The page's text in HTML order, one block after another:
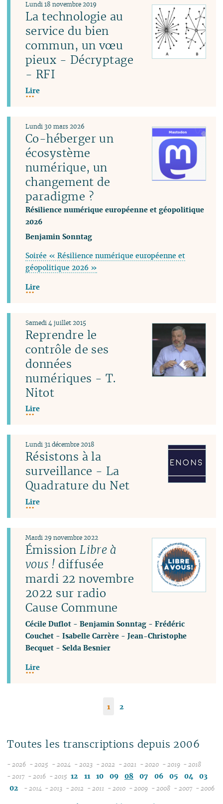
La technologie au
service du bien
commun, un vœu
pieux - Décryptage
- RFI
Lundi 18 novembre 2019
Lire
Co-héberger un
écosystème
numérique, un
changement de
paradigme ?
Résilience numérique européenne et géopolitique
2026
Lundi 30 mars 2026
Benjamin Sonntag
Soirée « Résilience numérique européenne et
géopolitique 2026 »
Lire
Reprendre le
contrôle de ses
données
numériques - T.
Nitot
Samedi 4 juillet 2015
Lire
Résistons à la
surveillance - La
Quadrature du Net
Lundi 31 décembre 2018
Lire
ÉmissionLibre à
vous ! diffusée
mardi 22 novembre
2022 sur radio
Cause Commune
Mardi 29 novembre 2022
Cécile Duflot -Benjamin Sonntag -Frédéric
Couchet -Isabelle Carrère -Jean-Christophe
Becquet -Selda Besnier
Lire
1 2
Toutes les transcriptions depuis 2006
- 2026 - 2025 - 2024 - 2023
12
- 2022
12
- 2021
12
- 2020
12
11
- 2019
12
- 2018
- 2017 - 2016 - 2015 12 11 10 09 08 07 06 05 04
03
02
- 2014 - 2013 - 2012 - 2011 - 2010 - 2009 - 2008 - 2007 - 2006